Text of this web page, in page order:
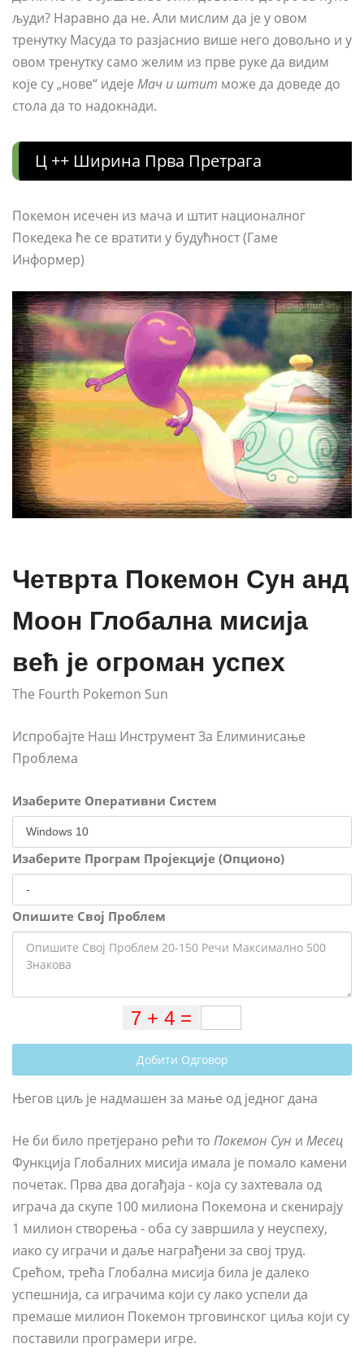
људи? Наравно да не. Али мислим да је у овом
тренутку Масуда то разјаснио више него довољно и у
овом тренутку само желим из прве руке да видим
које су „нове“ идеје Мач и штит може да доведе до
стола да то надокнади.
Ц ++ Ширина Прва Претрага
Покемон исечен из мача и штит националног
Покедека ће се вратити у будућност (Гаме ​​
Информер)
Четврта Покемон Сун анд
Моон Глобална мисија
већ је огроман успех
The Fourth Pokemon Sun
Испробајте Наш Инструмент За Елиминисање
Проблема
Изаберите Оперативни Систем
Изаберите Програм Пројекције (Опционо)
Опишите Свој Проблем
Добити Одговор
Његов циљ је надмашен за мање од једног дана
Не би било претјерано рећи то Покемон Сун и Месец
Функција Глобалних мисија имала је помало камени
почетак. Прва два догађаја - која су захтевала од
играча да скупе 100 милиона Покемона и скенирају
1 милион створења - оба су завршила у неуспеху,
иако су играчи и даље награђени за свој труд.
Срећом, трећа Глобална мисија била је далеко
успешнија, са играчима који су лако успели да
премаше милион Покемон трговинског циља који су
поставили програмери игре.